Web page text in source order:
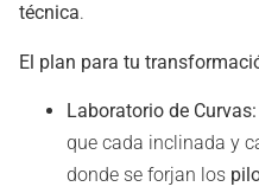
técnica.
El plan para tu
Laboratorio de Curvas:
que cada inclinada y
donde se forjan los